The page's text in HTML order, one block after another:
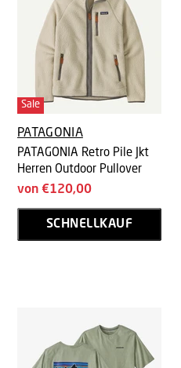
Sale
PATAGONIA
PATAGONIA Retro Pile Jkt
Herren Outdoor Pullover
von €120,00
SCHNELLKAUF